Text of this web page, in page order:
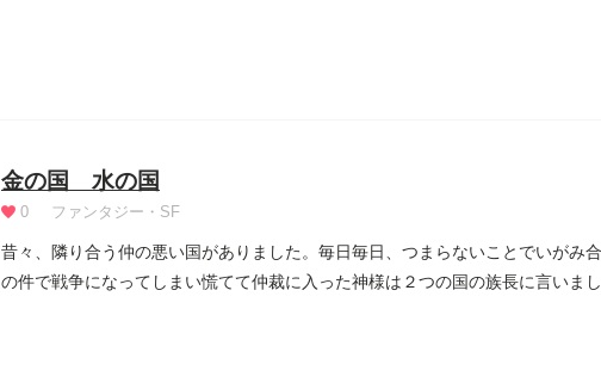
金の国 水の国
0 ファンタジー・SF
昔々、隣り合う仲の悪い国がありました。毎日毎日、つまらないことでいがみ
の件で戦争になってしまい慌てて仲裁に入った神様は２つの国の族長に言いま